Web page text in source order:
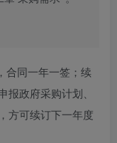
合同一年一签；续
报政府采购计划、
方可续订下一年度